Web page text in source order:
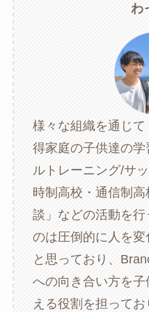
わ
様々な組織を通じ
得家庭の子供達の
ルトレーニング/サ
時制高校・通信制
談」などの活動を
のは圧倒的に人を
と思っており、
への向き合い方を
える役割を担って